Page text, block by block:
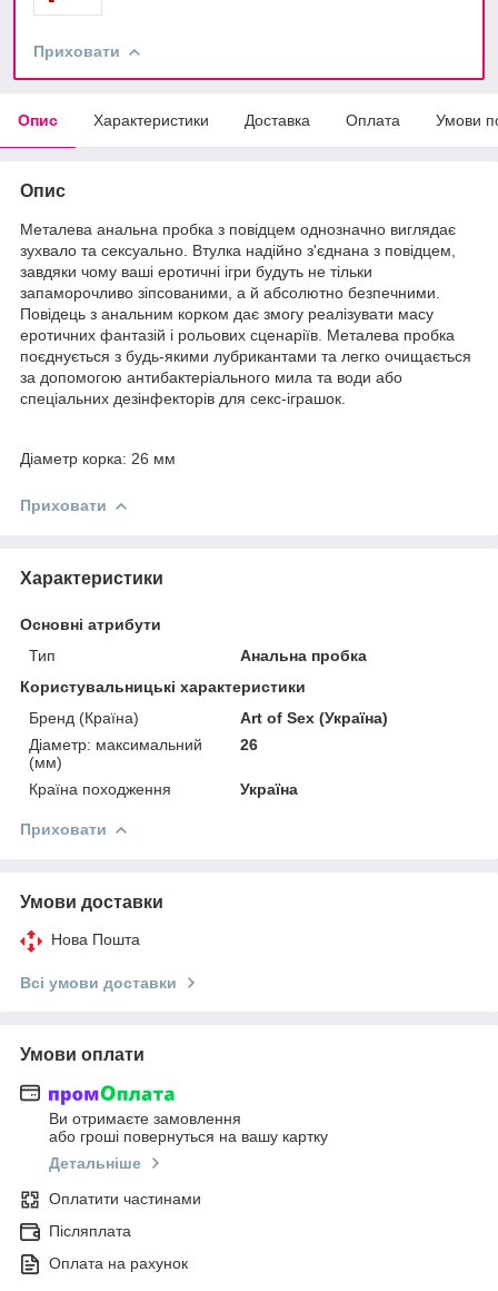
Приховати
Опис Характеристики Доставка Оплата Умови
Опис
Металева анальна пробка з повідцем однозначно виглядає
зухвало та сексуально. Втулка надійно з'єднана з повідцем,
завдяки чому ваші еротичні ігри будуть не тільки
запаморочливо зіпсованими, а й абсолютно безпечними.
Повідець з анальним корком дає змогу реалізувати масу
еротичних фантазій і рольових сценаріїв. Металева пробка
поєднується з будь-якими лубрикантами та легко очищається
за допомогою антибактеріального мила та води або
спеціальних дезінфекторів для секс-іграшок.
Діаметр корка: 26 мм
Приховати
Характеристики
Основні атрибути
Тип
Анальна пробка
Користувальницькі характеристики
Бренд (Країна)
Art of Sex (Україна)
Діаметр: максимальний
(мм)
26
Країна походження Україна
Приховати
Умови доставки
Нова Пошта
Всі умови доставки
Умови оплати
Ви отримаєте замовлення
або гроші повернуться на вашу картку
Детальніше
Оплатити частинами
Післяплата
Оплата на рахунок